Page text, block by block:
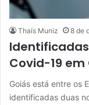
Thaís Muniz 8 de
Covid-19 em
Goiás está entre os
identificadas duas